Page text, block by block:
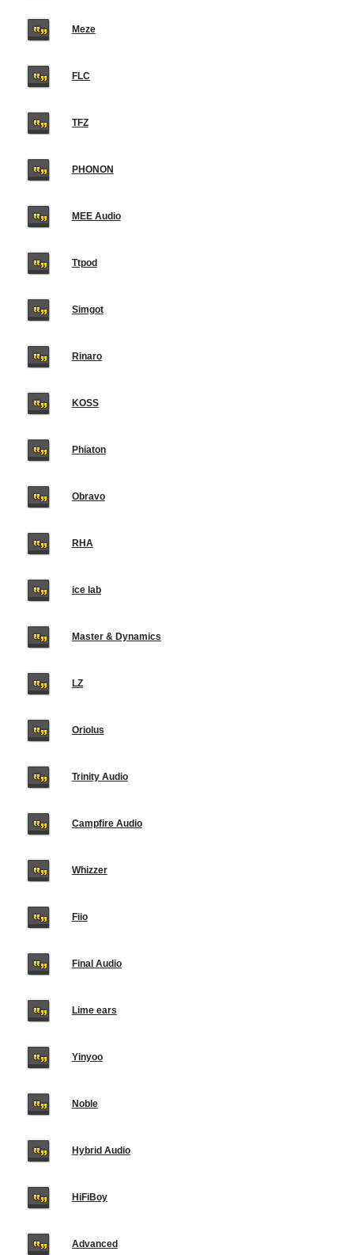
Meze
FLC
TFZ
PHONON
MEE Audio
Ttpod
Simgot
Rinaro
KOSS
Phiaton
Obravo
RHA
ice lab
Master & Dynamics
LZ
Oriolus
Trinity Audio
Campfire Audio
Whizzer
Fiio
Final Audio
Lime ears
Yinyoo
Noble
Hybrid Audio
HiFiBoy
Advanced